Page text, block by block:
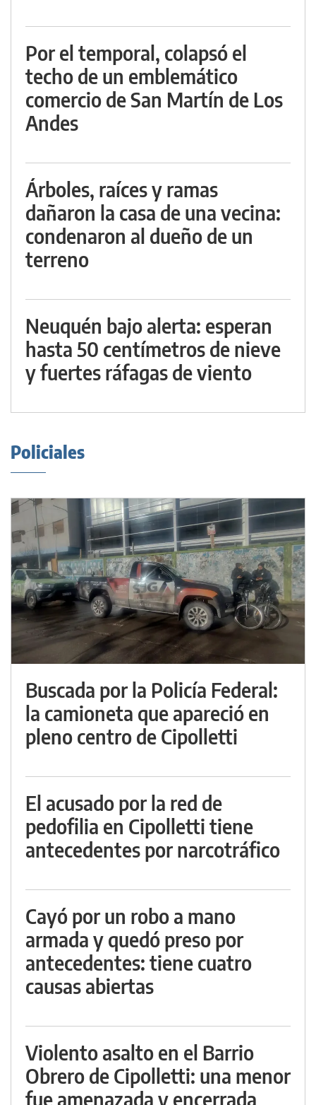
Por el temporal, colapsó el
techo de un emblemático
comercio de San Martín de Los
Andes
Árboles, raíces y ramas
dañaron la casa de una vecina:
condenaron al dueño de un
terreno
Neuquén bajo alerta: esperan
hasta 50 centímetros de nieve
y fuertes ráfagas de viento
Policiales
Buscada por la Policía Federal:
la camioneta que apareció en
pleno centro de Cipolletti
El acusado por la red de
pedofilia en Cipolletti tiene
antecedentes por narcotráfico
Cayó por un robo a mano
armada y quedó preso por
antecedentes: tiene cuatro
causas abiertas
Violento asalto en el Barrio
Obrero de Cipolletti: una menor
fue amenazada y encerrada